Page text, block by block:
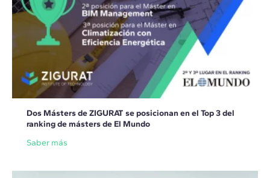
Dos Másters de ZIGURAT se posicionan en el Top 3 del
ranking de másters de El Mundo
Saber más